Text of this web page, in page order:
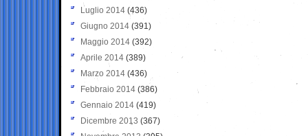
Luglio 2014 (436)
Giugno 2014 (391)
Maggio 2014 (392)
Aprile 2014 (389)
Marzo 2014 (436)
Febbraio 2014 (386)
Gennaio 2014 (419)
Dicembre 2013 (367)